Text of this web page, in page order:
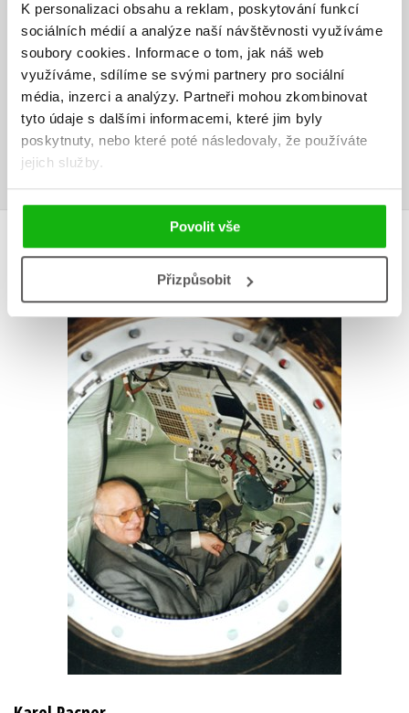
K personalizaci obsahu a reklam, poskytování funkcí
sociálních médií a analýze naší návštěvnosti využíváme
soubory cookies. Informace o tom, jak náš web
využíváme, sdílíme se svými partnery pro sociální
média, inzerci a analýzy. Partneři mohou zkombinovat
tyto údaje s dalšími informacemi, které jim byly
poskytnuty, nebo které poté následovaly, že používáte
jejich služby.
Povolit vše
Přizpůsobit
V současné době nejsou vytvořena žádná uživatelská hodnocení.
Vaše hodnocení
Uživatelskou recenzi mohou vkládat pouze registrovaní uživatelé
Přihlásit
AUTOR KNIHY